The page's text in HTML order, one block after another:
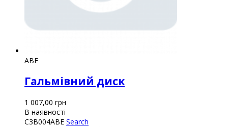
ABE
Гальмівний диск
1 007,00 грн
В наявності
C3B004ABE Search